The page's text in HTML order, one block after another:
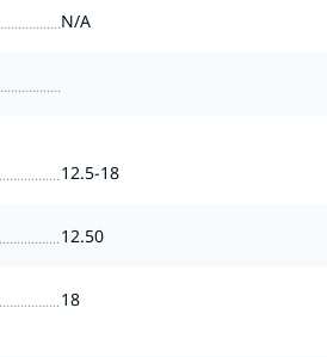
N/A
12.5-18
12.50
18